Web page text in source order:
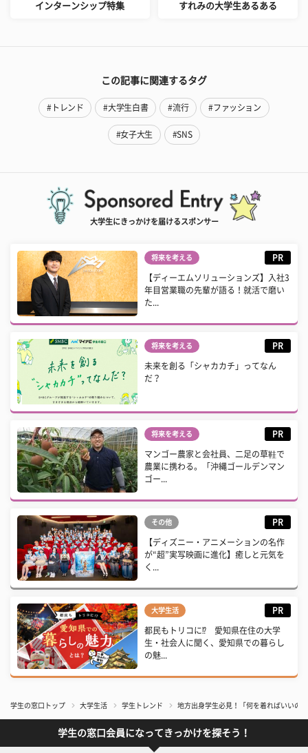
インターンシップ特集 すれみの大学生あるある
この記事に関連するタグ
#トレンド #大学生白書 #流行 #ファッション
#女子大生 #SNS
大学生にきっかけを届けるスポンサー
将来を考える PR
【ディーエムソリューションズ】入社3
年目営業職の先輩が語る！就活で磨い
た...
将来を考える PR
未来を創る「シャカカチ」ってなん
だ？
将来を考える PR
マンゴー農家と会社員、二足の草鞋で
農業に携わる。「沖縄ゴールデンマン
ゴー...
その他 PR
【ディズニー・アニメーションの名作
が“超”実写映画に進化】癒しと元気を
く...
大学生活 PR
都民もトリコに⁉ 愛知県在住の大学
生・社会人に聞く、愛知県での暮らし
の魅...
学生の窓口トップ 大学生活 学生トレンド 地方出身学生必見！「何を着ればいいの
学生の窓口会員になってきっかけを探そう！